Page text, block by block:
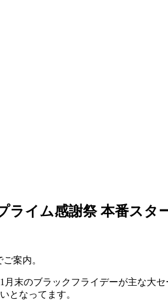
ライム感謝祭 本番スタ
案内。
月末のブラックフライデーが主な大
となってます。